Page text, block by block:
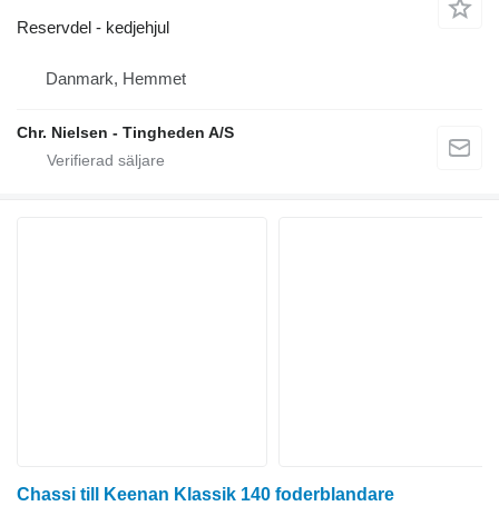
Reservdel - kedjehjul
Danmark, Hemmet
Chr. Nielsen - Tingheden A/S
Chassi till Keenan Klassik 140 foderblandare